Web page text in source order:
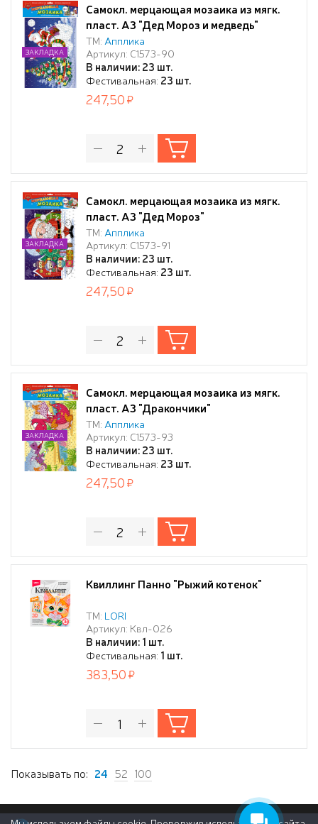
Самокл. мерцающая мозаика из мягк.
пласт. А3 "Дед Мороз и медведь"
ТМ: Апплика
Артикул: С1573-90
В наличии: 23 шт.
Фестивальная: 23 шт.
ЗАКЛАДКА
247,50
Самокл. мерцающая мозаика из мягк.
пласт. А3 "Дед Мороз"
ТМ: Апплика
Артикул: С1573-91
В наличии: 23 шт.
Фестивальная: 23 шт.
ЗАКЛАДКА
247,50
Самокл. мерцающая мозаика из мягк.
пласт. А3 "Дракончики"
ТМ: Апплика
Артикул: С1573-93
В наличии: 23 шт.
Фестивальная: 23 шт.
ЗАКЛАДКА
247,50
Квиллинг Панно "Рыжий котенок"
ТМ: LORI
Артикул: Квл-026
В наличии: 1 шт.
Фестивальная: 1 шт.
383,50
Показывать по: 24 52 100